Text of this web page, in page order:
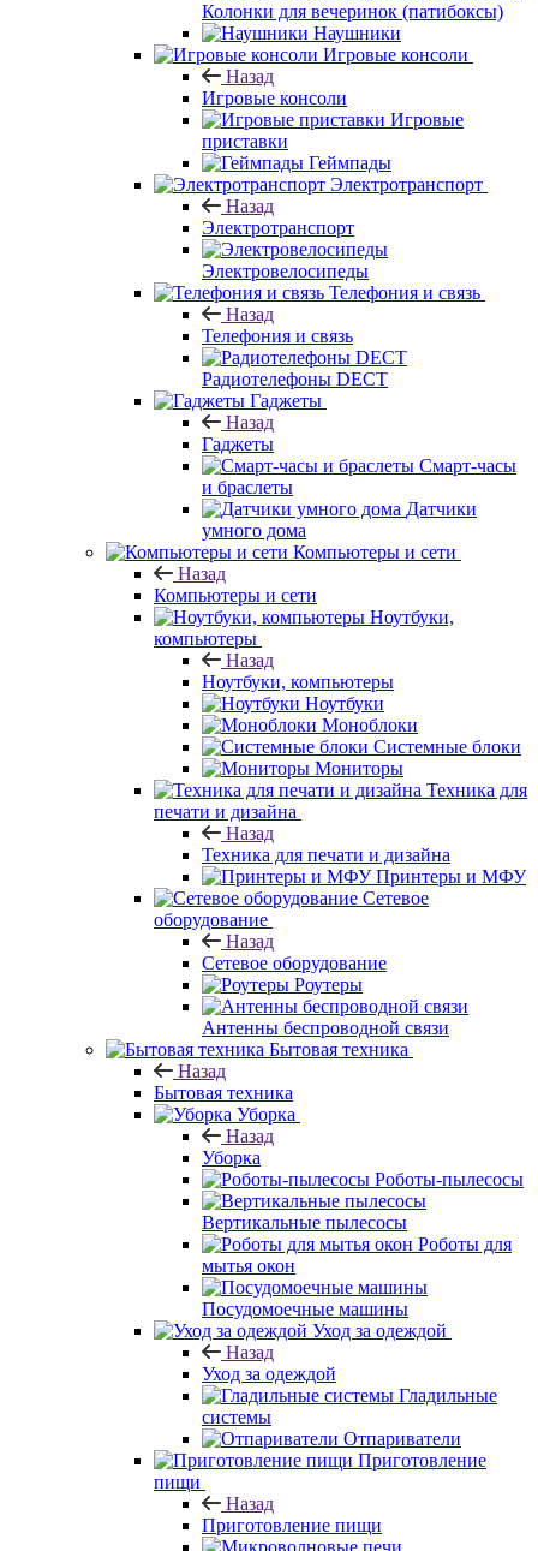
Колонки для вечеринок (патибоксы)
Наушники
Игровые консоли
Назад
Игровые консоли
Игровые
приставки
Геймпады
Электротранспорт
Назад
Электротранспорт
Электровелосипеды
Телефония и связь
Назад
Телефония и связь
Радиотелефоны DECT
Гаджеты
Назад
Гаджеты
Смарт-часы
и браслеты
Датчики
умного дома
Компьютеры и сети
Назад
Компьютеры и сети
Ноутбуки,
компьютеры
Назад
Ноутбуки, компьютеры
Ноутбуки
Моноблоки
Системные блоки
Мониторы
Техника для
печати и дизайна
Назад
Техника для печати и дизайна
Принтеры и МФУ
Сетевое
оборудование
Назад
Сетевое оборудование
Роутеры
Антенны беспроводной связи
Бытовая техника
Назад
Бытовая техника
Уборка
Назад
Уборка
Роботы-пылесосы
Вертикальные пылесосы
Роботы для
мытья окон
Посудомоечные машины
Уход за одеждой
Назад
Уход за одеждой
Гладильные
системы
Отпариватели
Приготовление
пищи
Назад
Приготовление пищи